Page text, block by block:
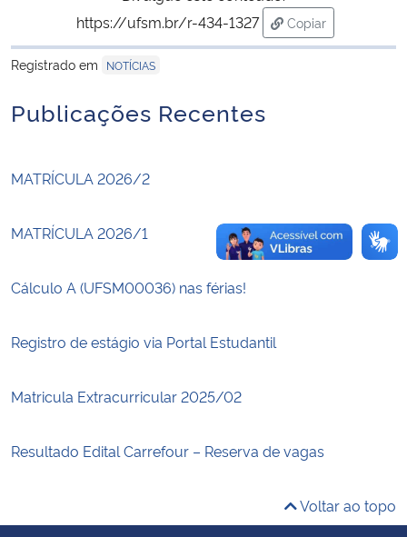
Secretaria-Geral
Banco Central do Brasil
Planalto
https://ufsm.br/r-434-1327
Copiar
para área de
Registrado em
NOTÍCIAS
Publicações Recentes
MATRÍCULA 2026/2
MATRÍCULA 2026/1
Cálculo A (UFSM00036) nas férias!
Registro de estágio via Portal Estudantil
Matricula Extracurricular 2025/02
Resultado Edital Carrefour – Reserva de vagas
Voltar ao topo